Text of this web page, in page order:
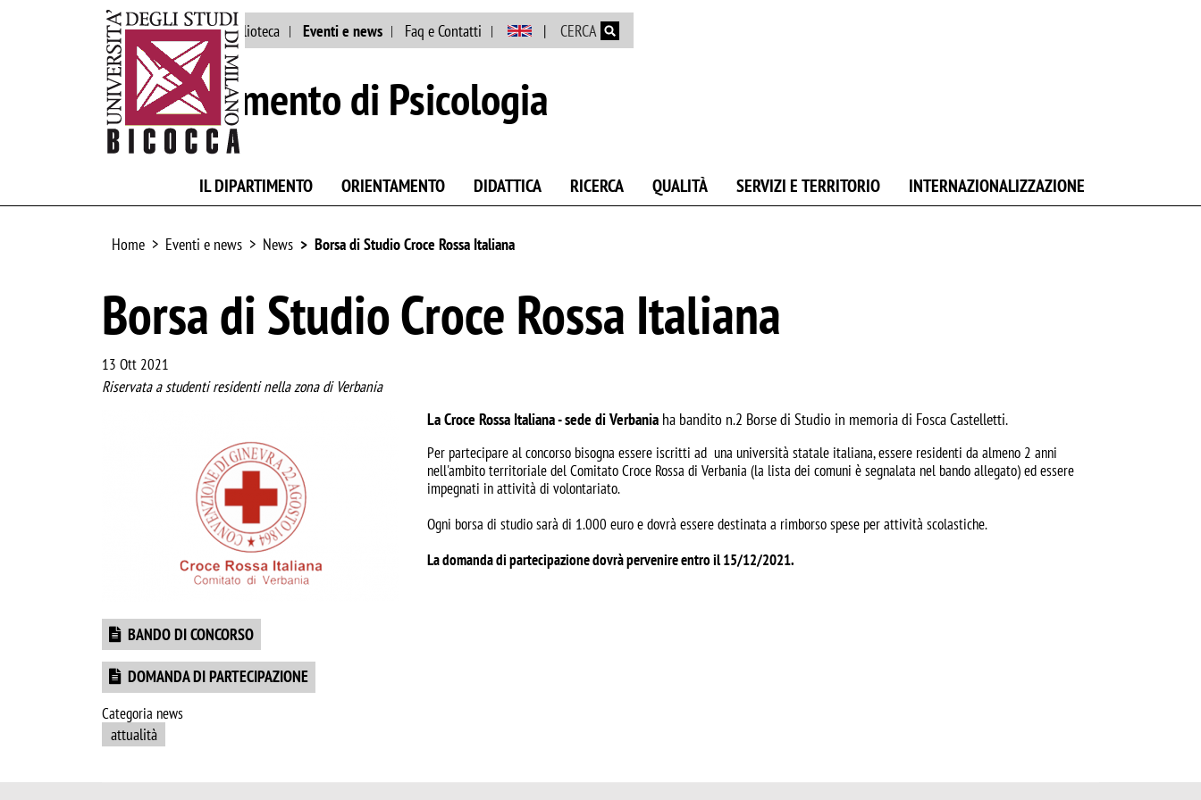
Salta al contenuto principale
Ateneo Staff Biblioteca Eventi e news Faq e Contatti CERCA
Dipartimento di Psicologia
IL DIPARTIMENTO ORIENTAMENTO DIDATTICA RICERCA QUALITÀ SERVIZI E TERRITORIO INTERNAZIONALIZZAZIONE
Home Eventi e news News Borsa di Studio Croce Rossa Italiana
Borsa di Studio Croce Rossa Italiana
13 Ott 2021
Riservata a studenti residenti nella zona di Verbania
La Croce Rossa Italiana - sede di Verbania ha bandito n.2 Borse di Studio in memoria di Fosca Castelletti.
Per partecipare al concorso bisogna essere iscritti ad una università statale italiana, essere residenti da almeno 2 anni
nell'ambito territoriale del Comitato Croce Rossa di Verbania (la lista dei comuni è segnalata nel bando allegato) ed essere
impegnati in attività di volontariato.
Ogni borsa di studio sarà di 1.000 euro e dovrà essere destinata a rimborso spese per attività scolastiche.
La domanda di partecipazione dovrà pervenire entro il 15/12/2021.
Document
BANDO DI CONCORSO
Document
DOMANDA DI PARTECIPAZIONE
Categoria news
attualità